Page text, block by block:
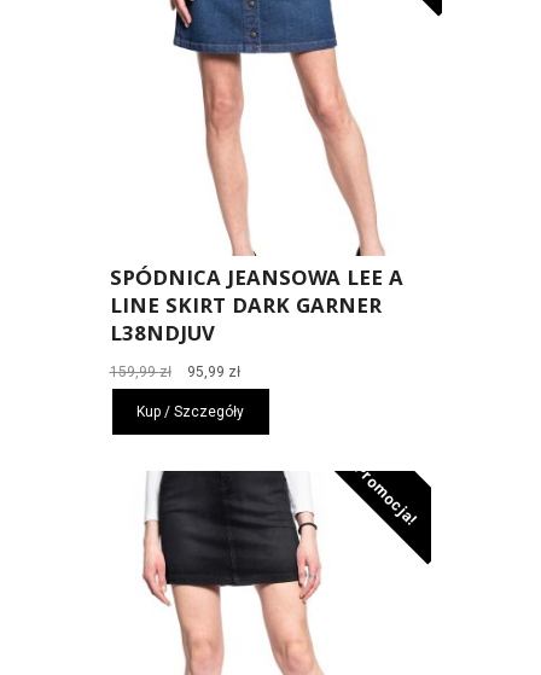
SPÓDNICA JEANSOWA LEE A
LINE SKIRT DARK GARNER
L38NDJUV
159,99zł
Pierwotna
cena
wynosiła:
159,99 zł.
95,99 złAktualna
cena
wynosi:
95,99 zł.
Kup / Szczegóły
Promocja!